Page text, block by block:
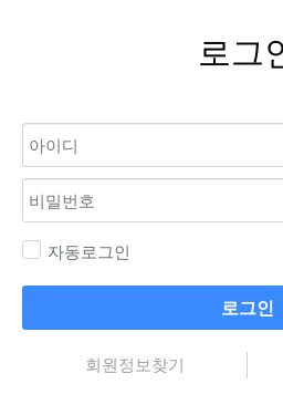
로그
자동로그인
로그인
회원정보찾기